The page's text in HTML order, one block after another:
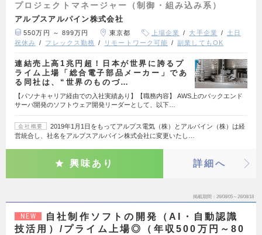
プロジェクトマネージャー（制御・組み込み系）
アルプスアルパイン株式会社
550万円 ～ 899万円 東京都 上場企業 大手企業
土日
祝休み
フレックス勤務 リモートワーク可能 副業してもOK
連結売上高1兆円超！日本が世界に誇るプ
ライム上場「総合電子部品メーカー」であ
る同社は、“世界のものづ…
【パソナキャリア経由での入社実績あり】【職務内容】 AWS上のバックエンド
サーバ開発のソフトウェア開発リーダーとして、以下…
会社概要
2019年1月1日をもってアルプス電気（株）とアルパイン（株）は経
営統合し、社名をアルプスアルパイン株式会社に変更いたし…
興味あり 詳細へ
掲載期間 26/08/05～26/08/18
NEW
自社制作ソフトの開発（AI・自動認識
技活用）/プライム上場◎（年収500万円～80